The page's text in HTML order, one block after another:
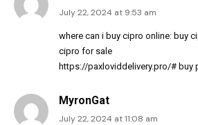
July 22, 2024 at 9:53 am
where can i buy cipro online: buy
cipro for sale
https://paxloviddelivery.pro/# buy
MyronGat
July 22, 2024 at 11:08 am